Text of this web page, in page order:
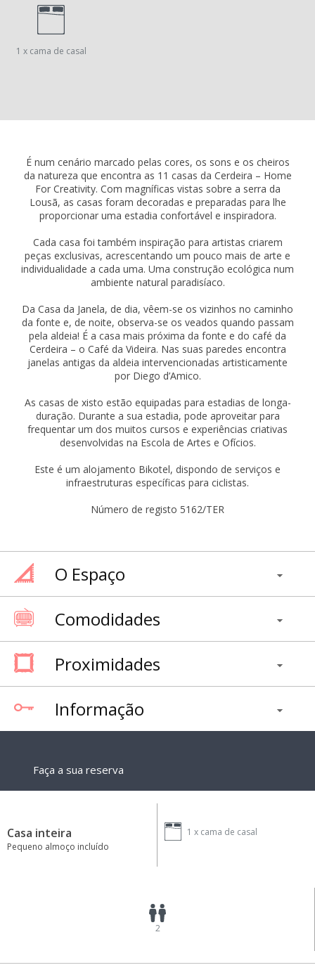
1 x cama de casal
É num cenário marcado pelas cores, os sons e os cheiros
da natureza que encontra as 11 casas da Cerdeira – Home
For Creativity. Com magníficas vistas sobre a serra da
Lousã, as casas foram decoradas e preparadas para lhe
proporcionar uma estadia confortável e inspiradora.
Cada casa foi também inspiração para artistas criarem
peças exclusivas, acrescentando um pouco mais de arte e
individualidade a cada uma. Uma construção ecológica num
ambiente natural paradisíaco.
Da Casa da Janela, de dia, vêem-se os vizinhos no caminho
da fonte e, de noite, observa-se os veados quando passam
pela aldeia! É a casa mais próxima da fonte e do café da
Cerdeira – o Café da Videira. Nas suas paredes encontra
janelas antigas da aldeia intervencionadas artisticamente
por Diego d’Amico.
As casas de xisto estão equipadas para estadias de longa-
duração. Durante a sua estadia, pode aproveitar para
frequentar um dos muitos cursos e experiências criativas
desenvolvidas na Escola de Artes e Ofícios.
Este é um alojamento Bikotel, dispondo de serviços e
infraestruturas específicas para ciclistas.
Número de registo 5162/TER
O Espaço
Comodidades
Proximidades
Informação
Faça a sua reserva
Casa inteira
Pequeno almoço incluído
1 x cama de casal
2